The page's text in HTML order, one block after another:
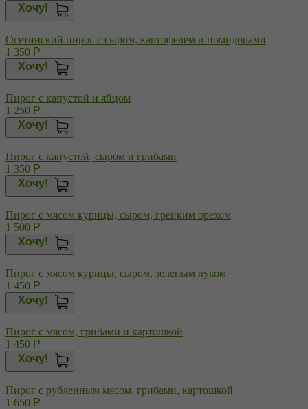
Хочу!
Осетинский пирог с сыром, картофелем и помидорами
1 350 Р
Хочу!
Пирог с капустой и яйцом
1 250 Р
Хочу!
Пирог с капустой, сыром и грибами
1 350 Р
Хочу!
Пирог с мясом курицы, сыром, грецким орехом
1 500 Р
Хочу!
Пирог с мясом курицы, сыром, зеленым луком
1 450 Р
Хочу!
Пирог с мясом, грибами и картошкой
1 450 Р
Хочу!
Пирог с рубленным мясом, грибами, картошкой
1 650 Р